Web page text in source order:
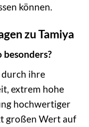
können.
zu Tamiya
besonders?
durch ihre
extrem hohe
hochwertiger
großen Wert auf